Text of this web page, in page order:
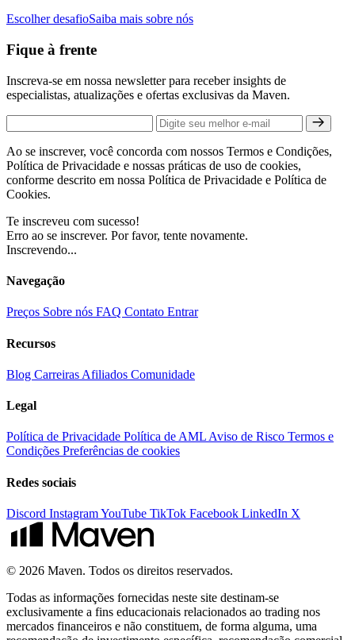
Escolher desafioSaiba mais sobre nós
Fique à frente
Inscreva-se em nossa newsletter para receber insights de
especialistas, atualizações e ofertas exclusivas da Maven.
Ao se inscrever, você concorda com nossos Termos e Condições,
Política de Privacidade e nossas práticas de uso de cookies,
conforme descrito em nossa Política de Privacidade e Política de
Cookies.
Te inscreveu com sucesso!
Erro ao se inscrever. Por favor, tente novamente.
Inscrevendo...
Navegação
Preços Sobre nós FAQ Contato Entrar
Recursos
Blog Carreiras Afiliados Comunidade
Legal
Política de Privacidade Política de AML Aviso de Risco Termos e
Condições Preferências de cookies
Redes sociais
Discord InstagramYouTube TikTok Facebook LinkedIn X
© 2026 Maven. Todos os direitos reservados.
Todas as informações fornecidas neste site destinam-se
exclusivamente a fins educacionais relacionados ao trading nos
mercados financeiros e não constituem, de forma alguma, uma